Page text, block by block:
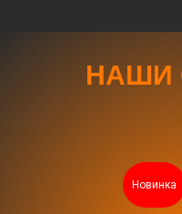
НАШИ
Новинка